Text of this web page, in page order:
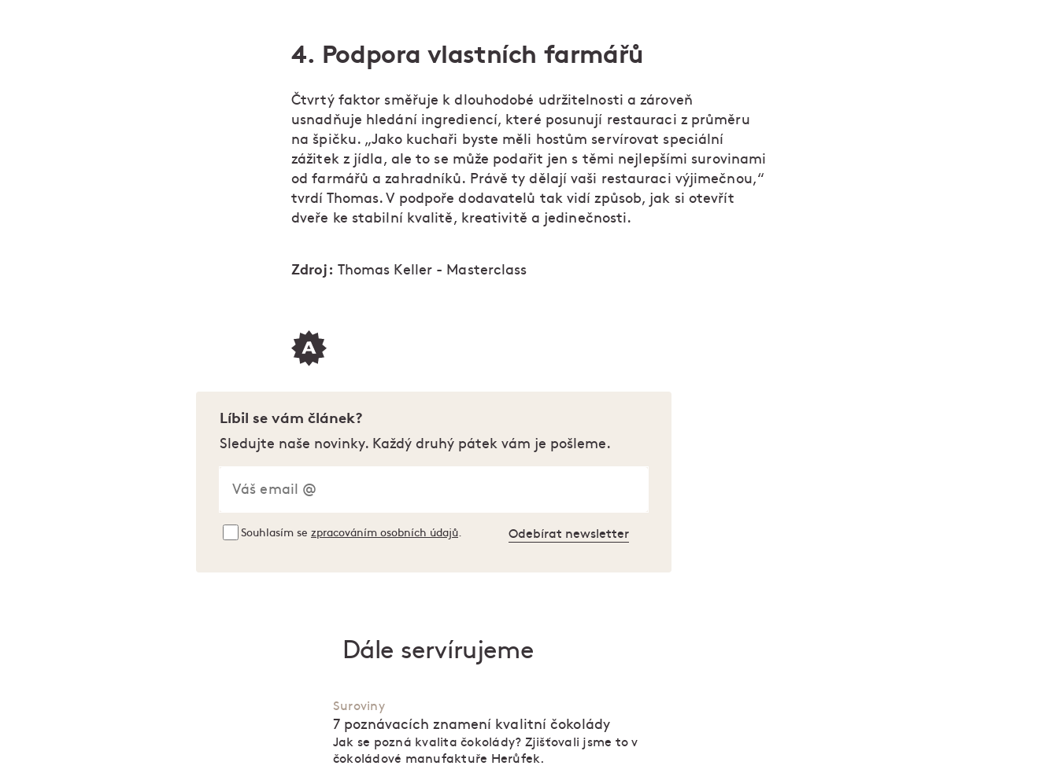
4. Podpora vlastních farmářů
Čtvrtý faktor směřuje k dlouhodobé udržitelnosti a zároveň
usnadňuje hledání ingrediencí, které posunují restauraci z průměru
na špičku. „Jako kuchaři byste měli hostům servírovat speciální
zážitek z jídla, ale to se může podařit jen s těmi nejlepšími surovinami
od farmářů a zahradníků. Právě ty dělají vaši restauraci výjimečnou,“
tvrdí Thomas. V podpoře dodavatelů tak vidí způsob, jak si otevřít
dveře ke stabilní kvalitě, kreativitě a jedinečnosti.
Zdroj: Thomas Keller - Masterclass
Líbil se vám článek?
Sledujte naše novinky. Každý druhý pátek vám je pošleme.
Odebírat newsletter
Souhlasím se zpracováním osobních údajů
Dále servírujeme
Suroviny
7 poznávacích znamení kvalitní čokolády
Jak se pozná kvalita čokolády? Zjišťovali jsme to v
čokoládové manufaktuře Herůfek.